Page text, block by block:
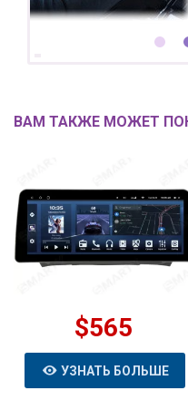
ВАМ ТАКЖЕ МОЖЕТ
$565
УЗНАТЬ БОЛЬШЕ